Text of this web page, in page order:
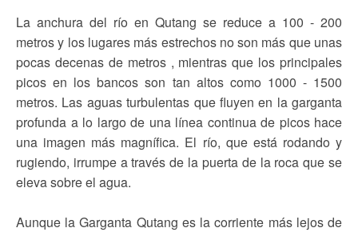
La anchura del río en Qutang se reduce a 100 - 200
metros y los lugares más estrechos no son más que unas
pocas decenas de metros , mientras que los principales
picos en los bancos son tan altos como 1000 - 1500
metros. Las aguas turbulentas que fluyen en la garganta
profunda a lo largo de una línea continua de picos hace
una imagen más magnífica. El río, que está rodando y
rugiendo, irrumpe a través de la puerta de la roca que se
eleva sobre el agua.
Aunque la Garganta Qutang es la corriente más lejos de